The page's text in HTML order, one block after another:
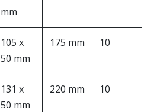
mm
105 x
50 mm
175 mm 10
131 x
50 mm
220 mm 10